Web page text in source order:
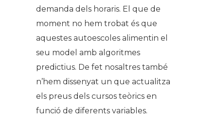
demanda dels horaris. El que de
moment no hem trobat és que
aquestes autoescoles alimentin el
seu model amb algoritmes
predictius. De fet nosaltres també
n’hem dissenyat un que actualitza
els preus dels cursos teòrics en
funció de diferents variables.